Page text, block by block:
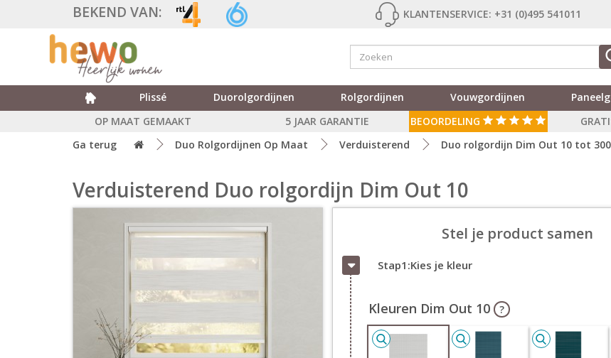
BEKEND VAN: KLANTENSERVICE: +31 (0)495 541011
Plissé Duorolgordijnen Rolgordijnen Vouwgordijnen
OP MAAT GEMAAKT
5 JAAR GARANTIE BEOORDELING
Ga terug
Duo Rolgordijnen Op Maat Verduisterend Duo rolgordijn Dim Out 10 tot
Verduisterend Duo rolgordijn Dim Out 10
Stel je product samen
Stap1:Kies je kleur
Kleuren Dim Out 10 ?